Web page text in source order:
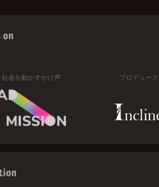
on
社会を動かすかけ声 プロデュース